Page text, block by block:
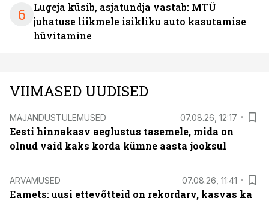
6
Lugeja küsib, asjatundja vastab: MTÜ
juhatuse liikmele isikliku auto kasutamise
hüvitamine
VIIMASED UUDISED
MAJANDUSTULEMUSED 07.08.26, 12:17
Eesti hinnakasv aeglustus tasemele, mida on
olnud vaid kaks korda kümne aasta jooksul
ARVAMUSED 07.08.26, 11:41
Eamets: uusi ettevõtteid on rekordarv, kasvas ka